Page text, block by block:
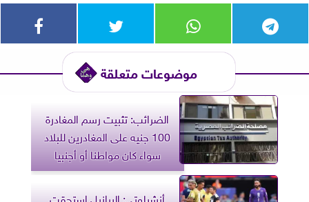
موضوعات متعلقة
الضرائب: تثبيت رسم المغادرة
100 جنيه على المغادرين للبلاد
سواء كان مواطنا أو أجنبيا
أنشيلوتي: البرازيل استحقت